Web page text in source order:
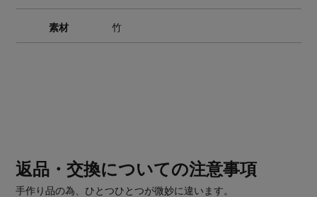
素材 竹
返品・交換についての注意事項
手作り品の為、ひとつひとつが微妙に違います。